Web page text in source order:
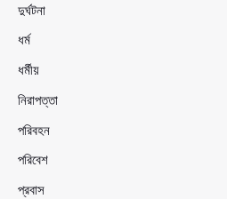
দুর্ঘটনা
ধর্ম
ধর্মীয়
নিরাপত্তা
পরিবহন
পরিবেশ
প্রবাস